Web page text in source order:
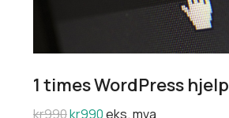
1 times WordPress hjelp
kr990kr990eks. mva